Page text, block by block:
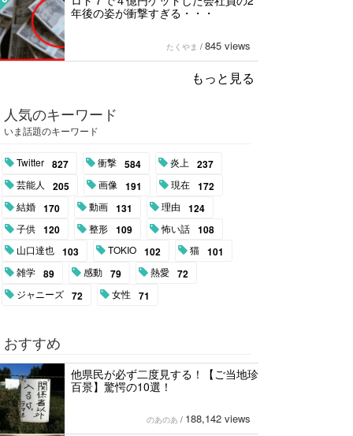
年後の姿が衝撃すぎる・・・
たくやま / 845 views
もっと見る
人気のキーワード
いま話題のキーワード
Twitter 827 衝撃 584 炎上 237
芸能人 205 画像 191 現在 172
結婚 170 動画 131 理由 124
子供 120 整形 109 怖い話 108
山口達也 103 TOKIO 102 猫 101
雑学 89 感動 79 熱愛 72
ジャニーズ 72 女性 71
おすすめ
他県民が必ず二度見する！【ご当地珍
百景】驚愕の10選！
のあのあ / 188,142 views